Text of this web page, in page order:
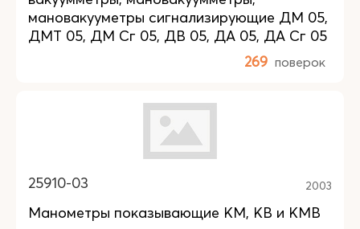
мановакууметры сигнализирующие ДМ 05,
ДМТ 05, ДМ Сг 05, ДВ 05, ДА 05, ДА Сг 05
269 поверок
25910-03 2003
Манометры показывающие КМ, КВ и КMB